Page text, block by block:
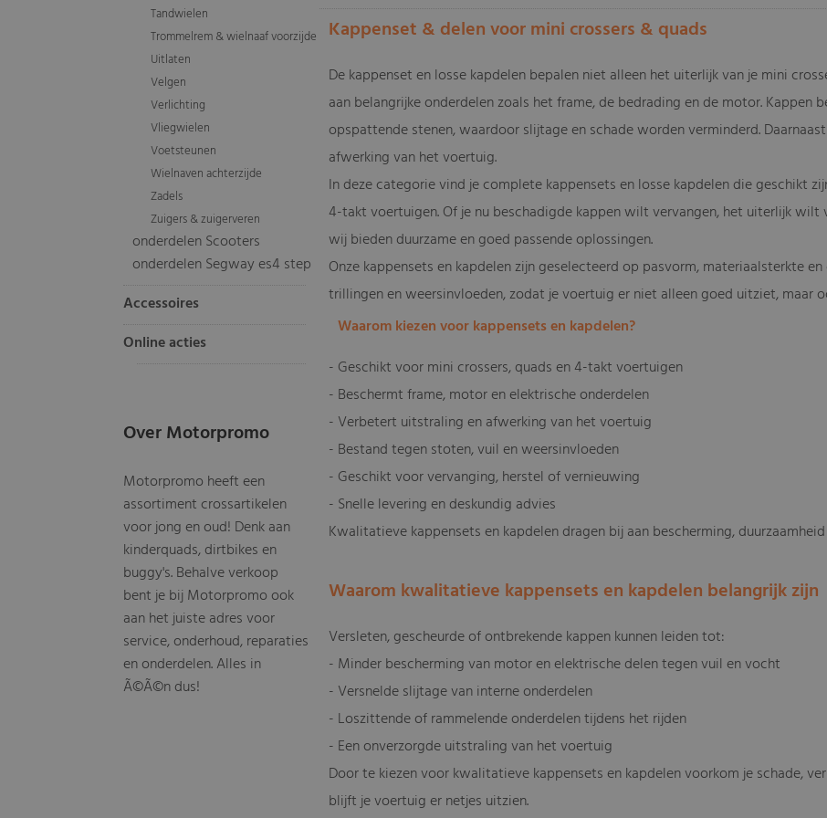
Tandwielen
Trommelrem & wielnaaf voorzijde
Uitlaten
Velgen
Verlichting
Vliegwielen
Voetsteunen
Wielnaven achterzijde
Zadels
Zuigers & zuigerveren
onderdelen Scooters
onderdelen Segway es4 step
Accessoires
Online acties
Over Motorpromo
Motorpromo heeft een
assortiment crossartikelen
voor jong en oud! Denk aan
kinderquads, dirtbikes en
buggy's. Behalve verkoop
bent je bij Motorpromo ook
aan het juiste adres voor
service, onderhoud, reparaties
en onderdelen. Alles in
Ã©Ã©n dus!
Kappenset & delen voor mini crossers & quads
De kappenset en losse kapdelen bepalen niet alleen het uiterlijk van je mini
aan belangrijke onderdelen zoals het frame, de bedrading en de motor. Kappen
opspattende stenen, waardoor slijtage en schade worden verminderd.
afwerking van het voertuig.
In deze categorie vind je complete kappensets en losse kapdelen die geschikt
4-takt voertuigen. Of je nu beschadigde kappen wilt vervangen, het uiterlijk wilt
wij bieden duurzame en goed passende oplossingen.
Onze kappensets en kapdelen zijn geselecteerd op pasvorm, materiaalsterkte
trillingen en weersinvloeden, zodat je voertuig er niet alleen goed uitziet, maar
Waarom kiezen voor kappensets en kapdelen?
- Geschikt voor mini crossers, quads en 4-takt voertuigen
- Beschermt frame, motor en elektrische onderdelen
- Verbetert uitstraling en afwerking van het voertuig
- Bestand tegen stoten, vuil en weersinvloeden
- Geschikt voor vervanging, herstel of vernieuwing
- Snelle levering en deskundig advies
Kwalitatieve kappensets en kapdelen dragen bij aan bescherming,
Waarom kwalitatieve kappensets en kapdelen belangrijk zijn
Versleten, gescheurde of ontbrekende kappen kunnen leiden tot:
- Minder bescherming van motor en elektrische delen tegen vuil en vocht
- Versnelde slijtage van interne onderdelen
- Loszittende of rammelende onderdelen tijdens het rijden
- Een onverzorgde uitstraling van het voertuig
Door te kiezen voor kwalitatieve kappensets en kapdelen voorkom je schade,
blijft je voertuig er netjes uitzien.